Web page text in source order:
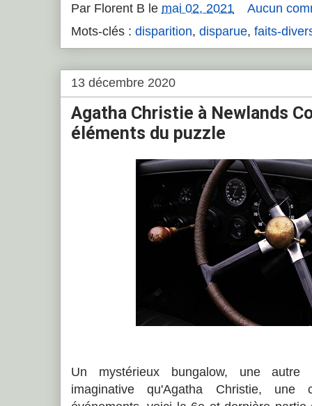
Par Florent B le mai 02, 2021
Aucun
Mots-clés : disparition, disparue, faits-
13 décembre 2020
Agatha Christie à Newlands
éléments du puzzle
Un mystérieux bungalow, une
imaginative qu'Agatha Christie, une